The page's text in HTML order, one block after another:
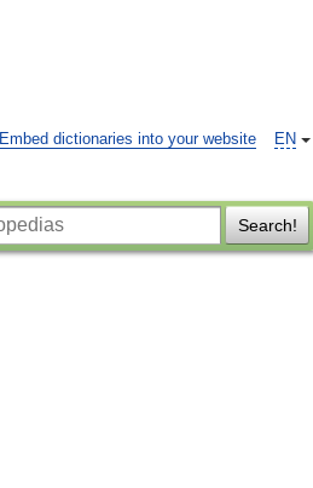
EN
Embed dictionaries into your website
Search!